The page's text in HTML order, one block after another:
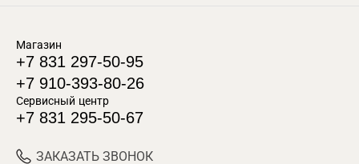
Магазин
+7 831 297-50-95
+7 910-393-80-26
Сервисный центр
+7 831 295-50-67
ЗАКАЗАТЬ ЗВОНОК